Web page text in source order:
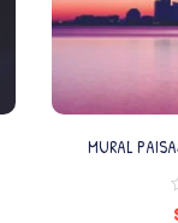
MURAL